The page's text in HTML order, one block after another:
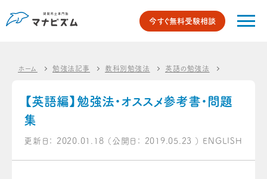
今すぐ無料受験相談
ホーム 勉強法記事 教科別勉強法 英語の勉強法
【英語編】勉強法・オススメ参考書・問題
集
更新日： 2020.01.18 （公開日： 2019.05.23 ） ENGLISH